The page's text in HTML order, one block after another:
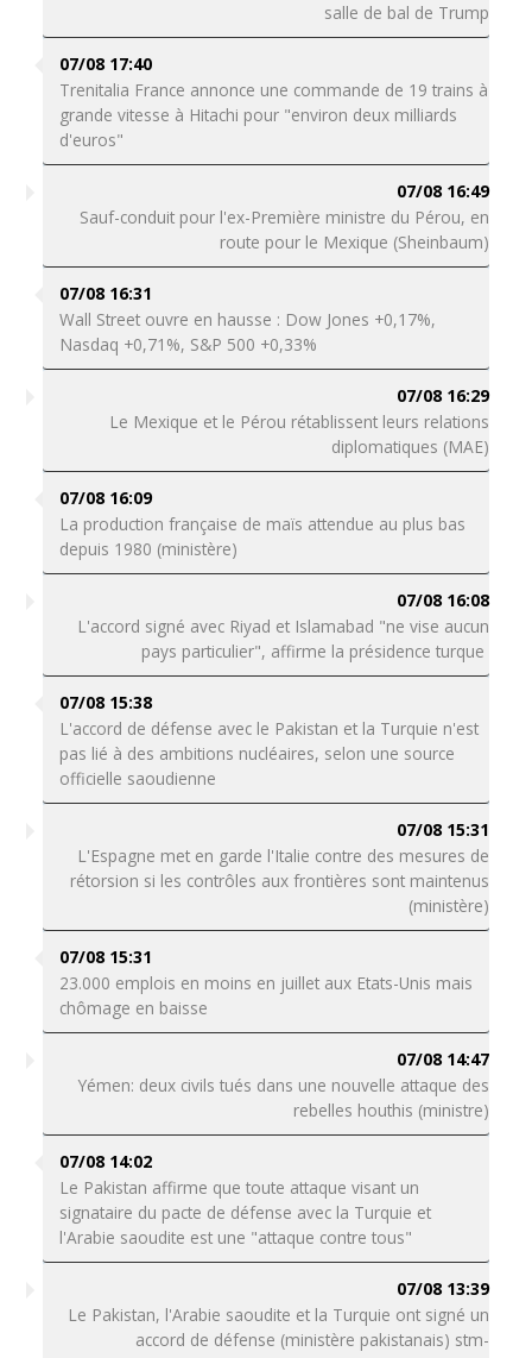
salle de bal de Trump
07/08 17:40
Trenitalia France annonce une commande de 19 trains à
grande vitesse à Hitachi pour "environ deux milliards
d'euros"
07/08 16:49
Sauf-conduit pour l'ex-Première ministre du Pérou, en
route pour le Mexique (Sheinbaum)
07/08 16:31
Wall Street ouvre en hausse : Dow Jones +0,17%,
Nasdaq +0,71%, S&P 500 +0,33%
07/08 16:29
Le Mexique et le Pérou rétablissent leurs relations
diplomatiques (MAE)
07/08 16:09
La production française de maïs attendue au plus bas
depuis 1980 (ministère)
07/08 16:08
L'accord signé avec Riyad et Islamabad "ne vise aucun
pays particulier", affirme la présidence turque
07/08 15:38
L'accord de défense avec le Pakistan et la Turquie n'est
pas lié à des ambitions nucléaires, selon une source
officielle saoudienne
07/08 15:31
L'Espagne met en garde l'Italie contre des mesures de
rétorsion si les contrôles aux frontières sont maintenus
(ministère)
07/08 15:31
23.000 emplois en moins en juillet aux Etats-Unis mais
chômage en baisse
07/08 14:47
Yémen: deux civils tués dans une nouvelle attaque des
rebelles houthis (ministre)
07/08 14:02
Le Pakistan affirme que toute attaque visant un
signataire du pacte de défense avec la Turquie et
l'Arabie saoudite est une "attaque contre tous"
07/08 13:39
Le Pakistan, l'Arabie saoudite et la Turquie ont signé un
accord de défense (ministère pakistanais) stm-